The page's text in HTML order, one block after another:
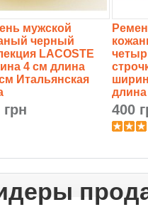
мужской
черный
LACOSTE
4 см длина
Итальянская
грн
длина
400